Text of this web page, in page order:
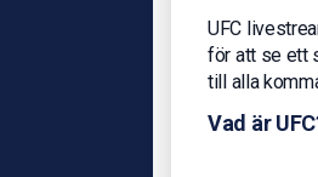
UFC
för att se ett
till alla
Vad är